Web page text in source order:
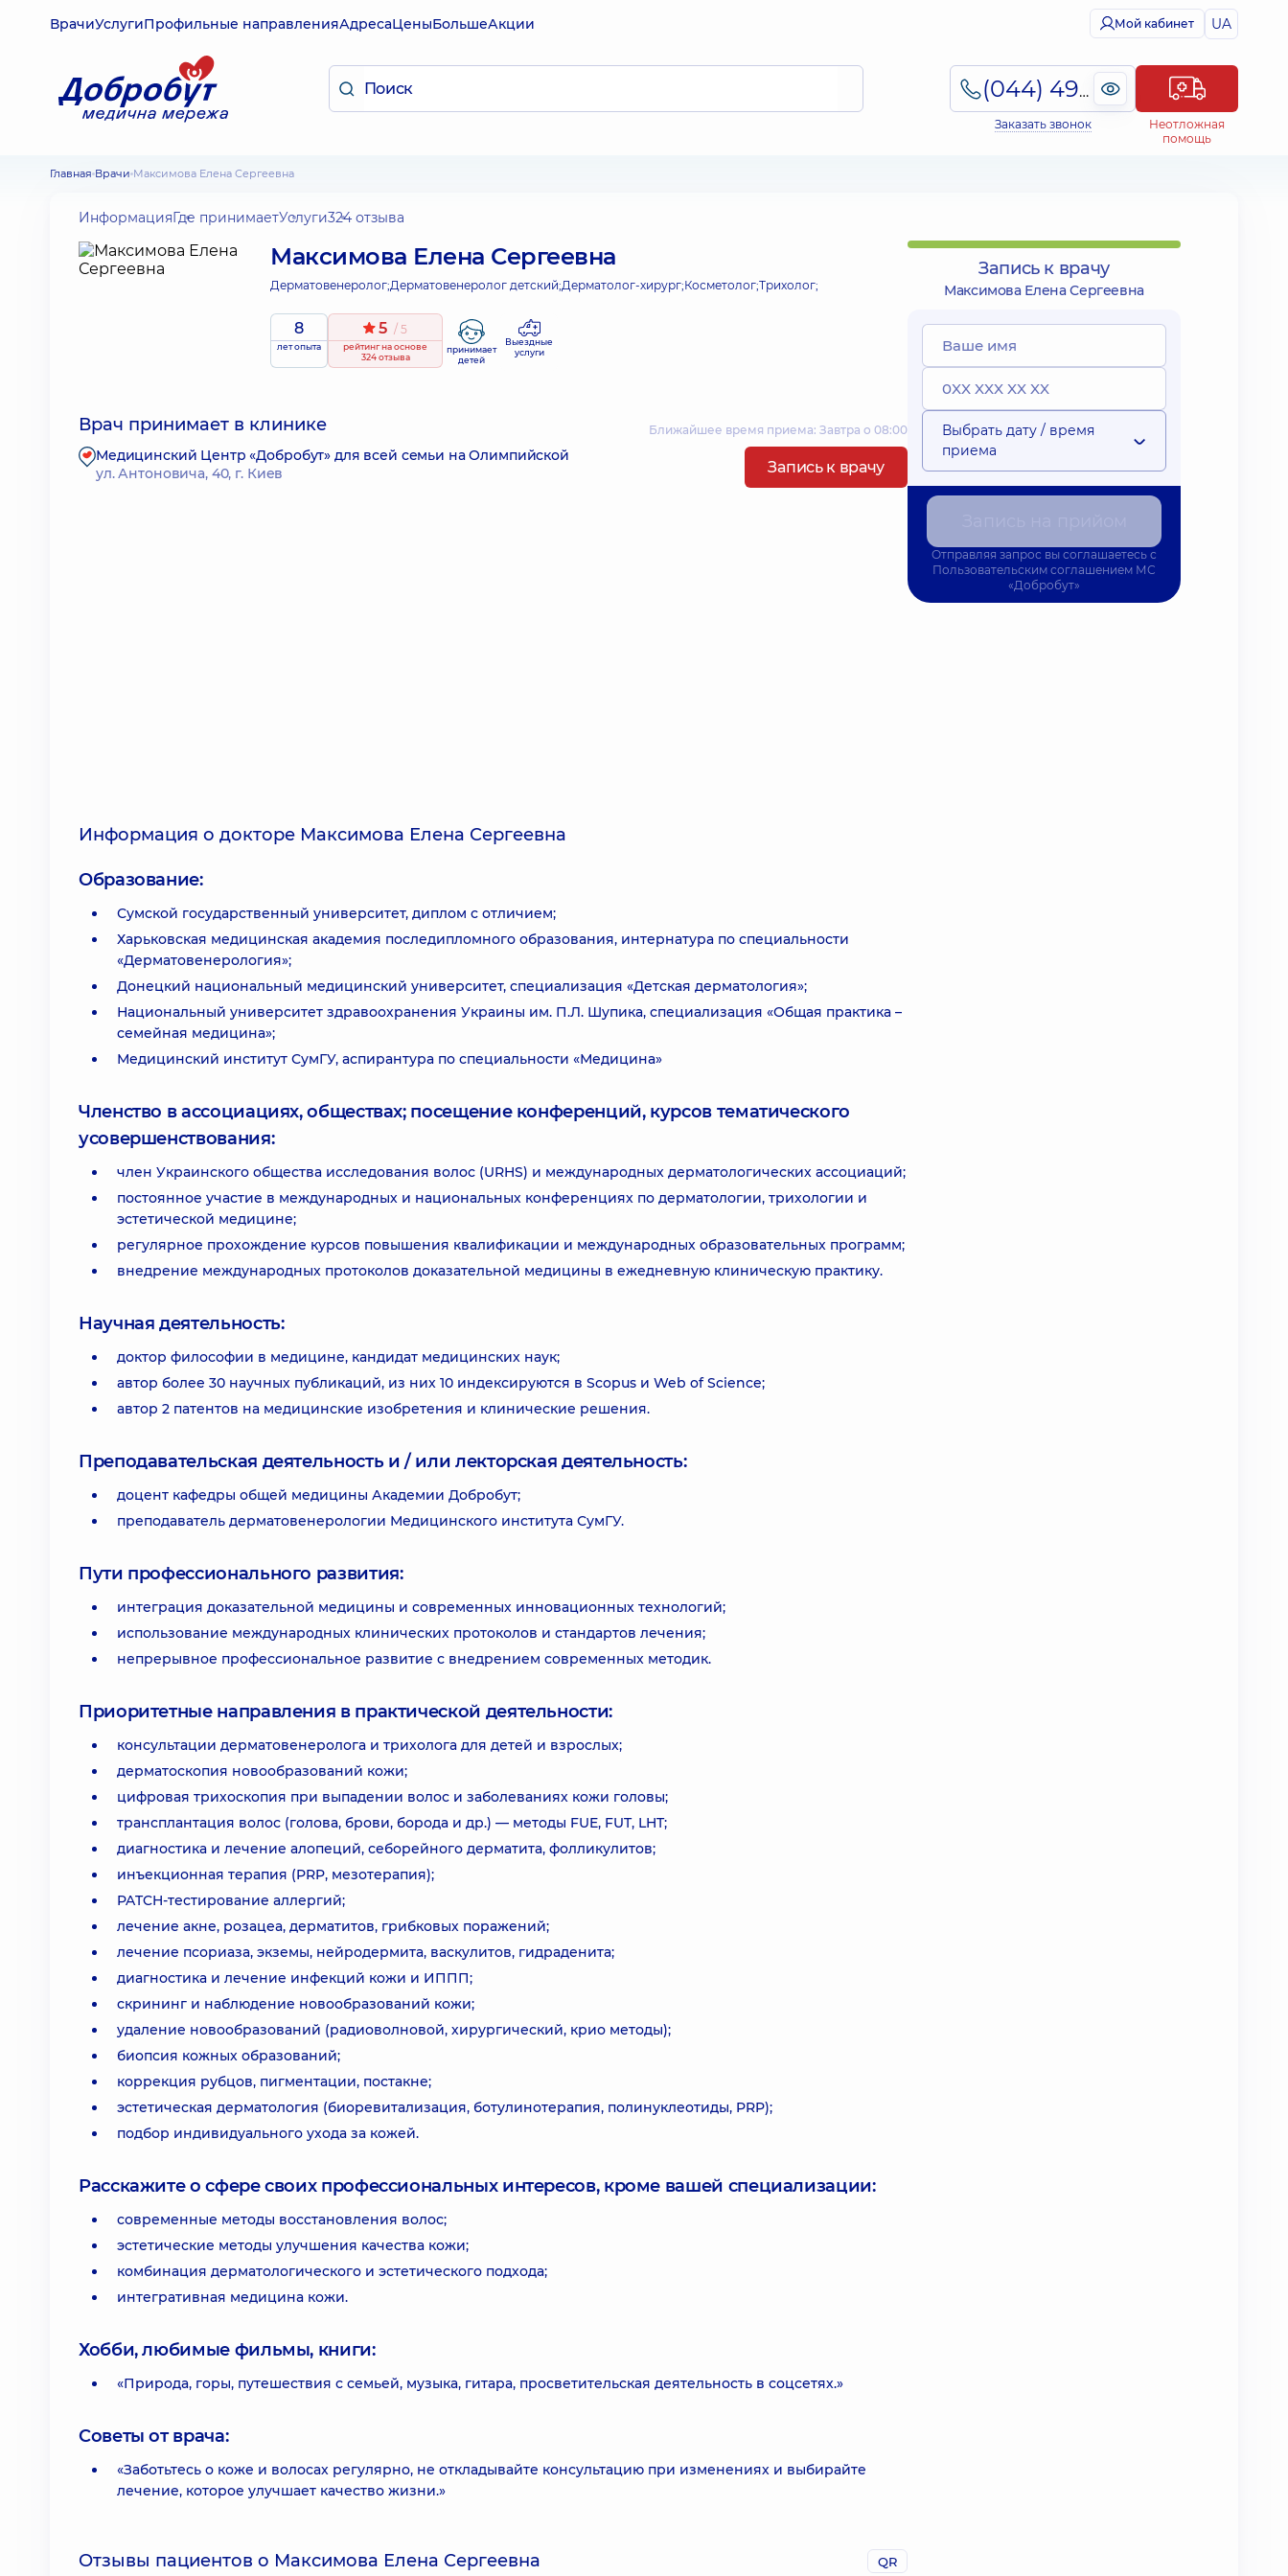
ВрачиУслугиПрофильные направленияАдресаЦеныБольшеАкции Мой кабинет UA
(044) 495-2-888
Заказать звонок
Неотложная
помощь
Главная Врачи Максимова Елена Сергеевна
ИнформацияГде принимаетУслуги324 отзыва
Максимова Елена Сергеевна
Дерматовенеролог;Дерматовенеролог детский;Дерматолог-хирург;Косметолог;Трихолог;
8
лет опыта
5 / 5
рейтингна основе
324 отзыва
принимает
детей
Выездные
услуги
Врач принимает в клинике Ближайшее время приема: Завтра о 08:00
Медицинский Центр «Добробут» для всей семьи на Олимпийской
ул. Антоновича, 40, г. Киев
Запись к врачу
Информация о докторе Максимова Елена Сергеевна
Образование:
Сумской государственный университет, диплом с отличием;
Харьковская медицинская академия последипломного образования, интернатура по специальности
«Дерматовенерология»;
Донецкий национальный медицинский университет, специализация «Детская дерматология»;
Национальный университет здравоохранения Украины им. П.Л. Шупика, специализация «Общая практика –
семейная медицина»;
Медицинский институт СумГУ, аспирантура по специальности «Медицина»
Членство в ассоциациях, обществах; посещение конференций, курсов тематического
усовершенствования:
член Украинского общества исследования волос (URHS) и международных дерматологических ассоциаций;
постоянное участие в международных и национальных конференциях по дерматологии, трихологии и
эстетической медицине;
регулярное прохождение курсов повышения квалификации и международных образовательных программ;
внедрение международных протоколов доказательной медицины в ежедневную клиническую практику.
Научная деятельность:
доктор философии в медицине, кандидат медицинских наук;
автор более 30 научных публикаций, из них 10 индексируются в Scopus и Web of Science;
автор 2 патентов на медицинские изобретения и клинические решения.
Преподавательская деятельность и / или лекторская деятельность:
доцент кафедры общей медицины Академии Добробут;
преподаватель дерматовенерологии Медицинского института СумГУ.
Пути профессионального развития:
интеграция доказательной медицины и современных инновационных технологий;
использование международных клинических протоколов и стандартов лечения;
непрерывное профессиональное развитие с внедрением современных методик.
Приоритетные направления в практической деятельности:
консультации дерматовенеролога и трихолога для детей и взрослых;
дерматоскопия новообразований кожи;
цифровая трихоскопия при выпадении волос и заболеваниях кожи головы;
трансплантация волос (голова, брови, борода и др.) — методы FUE, FUT, LHT;
диагностика и лечение алопеций, себорейного дерматита, фолликулитов;
инъекционная терапия (PRP, мезотерапия);
PATCH-тестирование аллергий;
лечение акне, розацеа, дерматитов, грибковых поражений;
лечение псориаза, экземы, нейродермита, васкулитов, гидраденита;
диагностика и лечение инфекций кожи и ИППП;
скрининг и наблюдение новообразований кожи;
удаление новообразований (радиоволновой, хирургический, крио методы);
биопсия кожных образований;
коррекция рубцов, пигментации, постакне;
эстетическая дерматология (биоревитализация, ботулинотерапия, полинуклеотиды, PRP);
подбор индивидуального ухода за кожей.
Расскажите о сфере своих профессиональных интересов, кроме вашей специализации:
современные методы восстановления волос;
эстетические методы улучшения качества кожи;
комбинация дерматологического и эстетического подхода;
интегративная медицина кожи.
Хобби, любимые фильмы, книги:
«Природа, горы, путешествия с семьей, музыка, гитара, просветительская деятельность в соцсетях.»
Советы от врача:
«Заботьтесь о коже и волосах регулярно, не откладывайте консультацию при изменениях и выбирайте
лечение, которое улучшает качество жизни.»
Отзывы пациентов о Максимова Елена Сергеевна QR
Запись к врачу
Максимова Елена Сергеевна
Выбрать дату / время
приема
Отправляя запрос вы соглашаетесь с
Пользовательским соглашением МС
«Добробут»